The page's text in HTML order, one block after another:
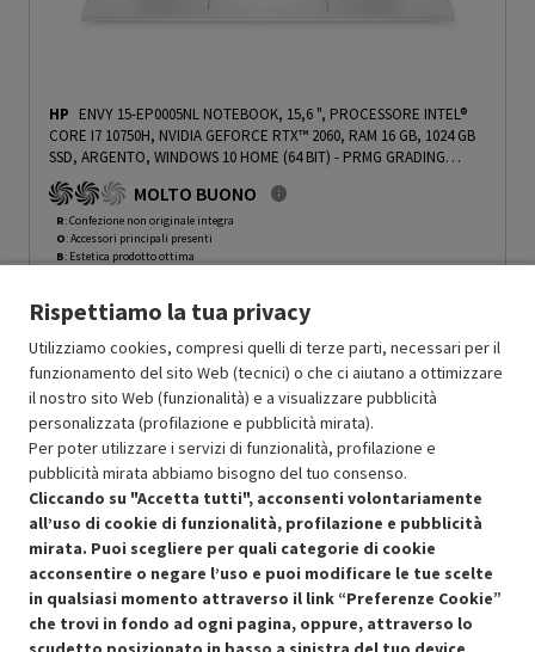
HP ENVY 15-EP0005NL NOTEBOOK, 15,6 ", PROCESSORE INTEL®
CORE I7 10750H, NVIDIA GEFORCE RTX™ 2060, RAM 16 GB, 1024 GB
SSD, ARGENTO, WINDOWS 10 HOME (64 BIT) - PRMG GRADING
ROBN - 10%
MOLTO BUONO
R: Confezione non originale integra
O: Accessori principali presenti
B: Estetica prodotto ottima
Prodotto Nuovo 2199.99 -10%
Ricondizionato Prezzo ridotto da
1979.99 a-50%
In Promozione 989.99
Aggiungi al carrello
SCONTO RICONDIZIONATI
Approfitta dello sconto del 50% sul prodotto ricondizionato.
Rispettiamo la tua privacy
Utilizziamo cookies, compresi quelli di terze parti, necessari per il
funzionamento del sito Web (tecnici) o che ci aiutano a ottimizzare
il nostro sito Web (funzionalità) e a visualizzare pubblicità
personalizzata (profilazione e pubblicità mirata).
Per poter utilizzare i servizi di funzionalità, profilazione e
pubblicità mirata abbiamo bisogno del tuo consenso.
Cliccando su "Accetta tutti", acconsenti volontariamente
all’uso di cookie di funzionalità, profilazione e pubblicità
mirata. Puoi scegliere per quali categorie di cookie
acconsentire o negare l’uso e puoi modificare le tue scelte
in qualsiasi momento attraverso il link “Preferenze Cookie”
che trovi in fondo ad ogni pagina, oppure, attraverso lo